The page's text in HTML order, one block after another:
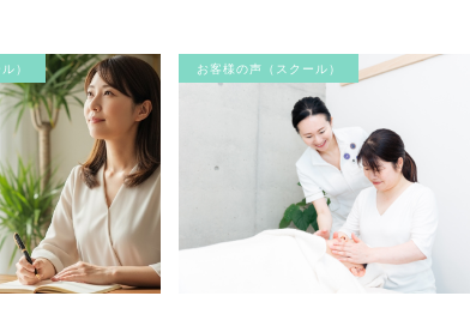
） お客様の声（スクール）